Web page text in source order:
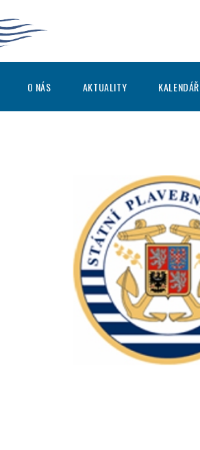
O NÁS AKTUALITY